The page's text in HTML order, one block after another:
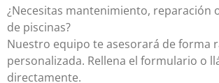
¿Necesitas mantenimiento, reparación
de piscinas?
Nuestro equipo te asesorará de forma
personalizada. Rellena el formulario o
directamente.